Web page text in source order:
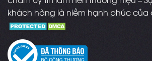
khách hàng là niềm hạnh phúc của